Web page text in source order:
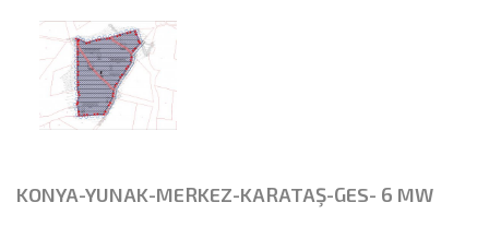
KONYA-YUNAK-MERKEZ-KARATAŞ-GES- 6 MW